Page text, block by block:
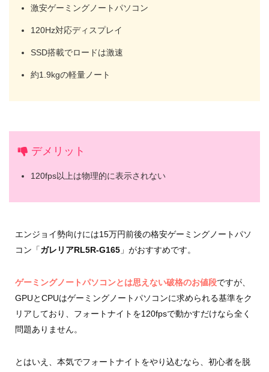
激安ゲーミングノートパソコン
120Hz対応ディスプレイ
SSD搭載でロードは激速
約1.9kgの軽量ノート
デメリット
120fps以上は物理的に表示されない
エンジョイ勢向けには15万円前後の格安ゲーミングノートパソ
コン「ガレリアRL5R-G165」がおすすめです。
ゲーミングノートパソコンとは思えない破格のお値段ですが、
GPUとCPUはゲーミングノートパソコンに求められる基準をク
リアしており、フォートナイトを120fpsで動かすだけなら全く
問題ありません。
とはいえ、本気でフォートナイトをやり込むなら、初心者を脱